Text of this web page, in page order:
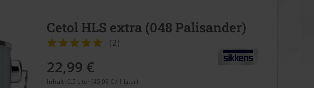
Cetol HLS extra (048 Palisander)
(2)
22,99 €
Inhalt: 0.5 Liter (45,98 € / 1 Liter)